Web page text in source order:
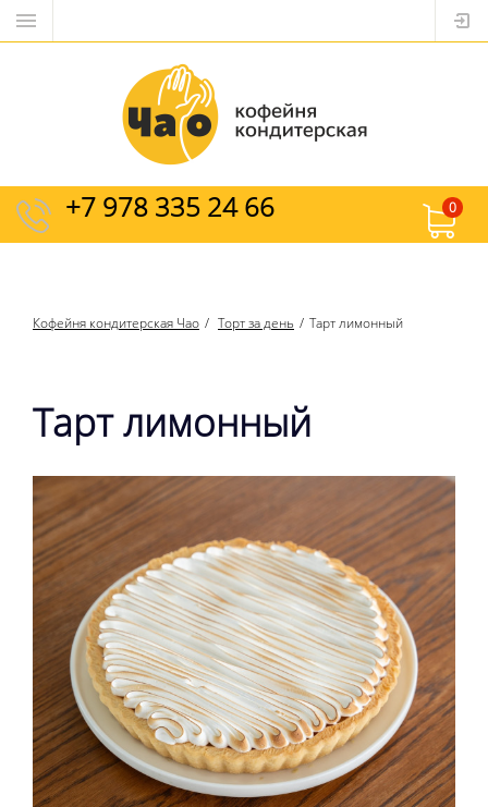
+7 978 335 24 66 0
Кофейня кондитерская Чао Торт за день Тарт лимонный
Тарт лимонный